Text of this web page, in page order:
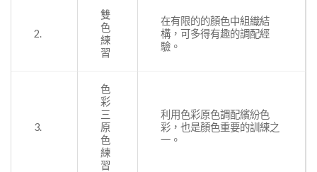
2.
雙
色
練
習
在有限的的顏色中組織結
構，可多得有趣的調配經
驗。
3.
色
彩
三
原
色
練
習
利用色彩原色調配繽紛色
彩，也是顏色重要的訓練之
一。